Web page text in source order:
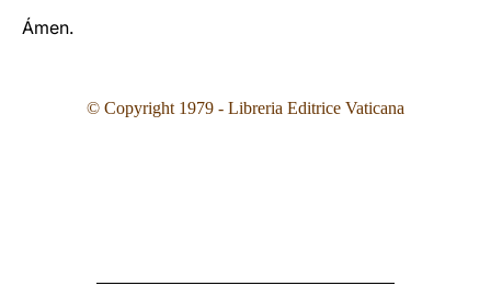
Ámen.
© Copyright 1979 - Libreria Editrice Vaticana